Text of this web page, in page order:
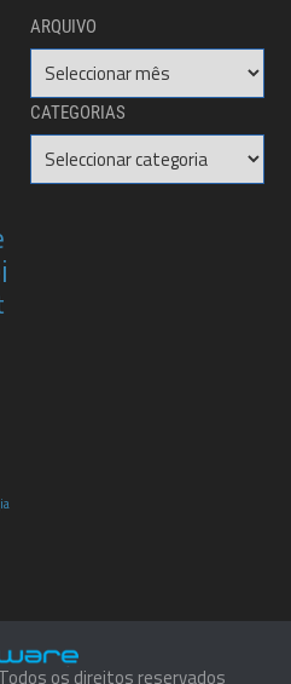
ARQUIVO
Arquivo
CATEGORIAS
Categorias
os direitos reservados